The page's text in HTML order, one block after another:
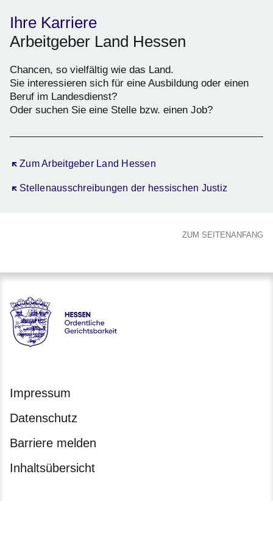
Ihre Karriere
Arbeitgeber Land Hessen
Chancen, so vielfältig wie das Land.
Sie interessieren sich für eine Ausbildung oder einen
Beruf im Landesdienst?
Oder suchen Sie eine Stelle bzw. einen Job?
Zum Arbeitgeber Land Hessen
Öffnet sich in einem neuen Fenster
Stellenausschreibungen der hessischen Justiz
Öffnet sich in einem neuen Fenster
ZUM SEITENANFANG
Hessen - Ordentliche Gerichtsbarkeit Hessen
Impressum
Datenschutz
Barriere melden
Inhaltsübersicht